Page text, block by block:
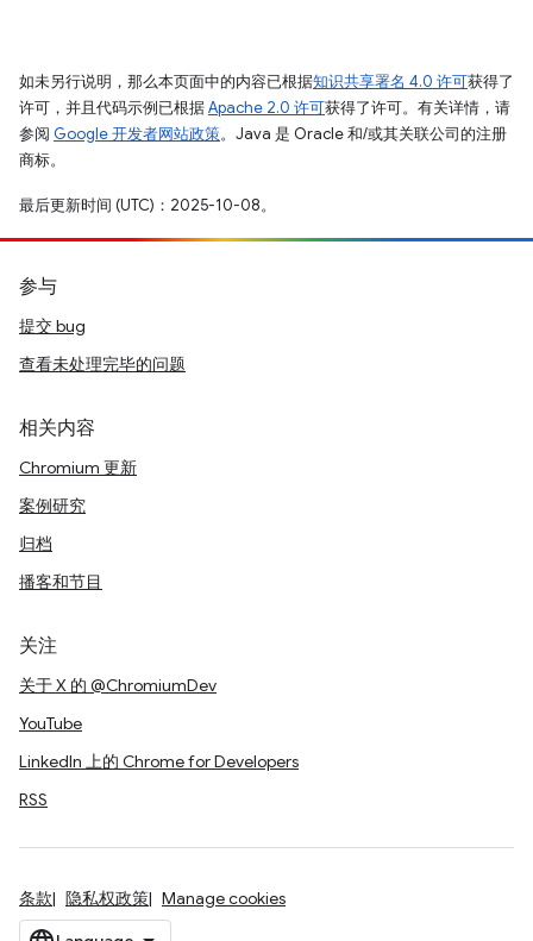
如未另行说明，那么本页面中的内容已根据知识共享署名 4.0 许可获得了
许可，并且代码示例已根据Apache 2.0 许可获得了许可。有关详情，请
参阅 Google 开发者网站政策。Java 是 Oracle 和/或其关联公司的注册
商标。
最后更新时间 (UTC)：2025-10-08。
参与
提交 bug
查看未处理完毕的问题
相关内容
Chromium 更新
案例研究
归档
播客和节目
关注
关于 X 的 @ChromiumDev
YouTube
LinkedIn 上的 Chrome for Developers
RSS
条款 隐私权政策 Manage cookies